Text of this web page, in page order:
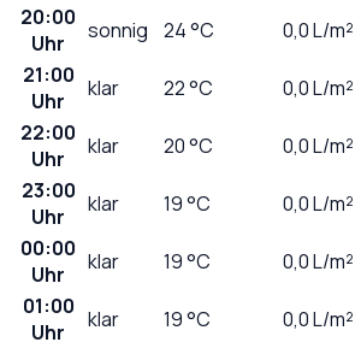
20:00
Uhr
sonnig 24°C 0,0L/m²
21:00
Uhr
klar 22°C 0,0L/m²
22:00
Uhr
klar 20°C 0,0L/m²
23:00
Uhr
klar 19°C 0,0L/m²
00:00
Uhr
klar 19°C 0,0L/m²
01:00
Uhr
klar 19°C 0,0L/m²